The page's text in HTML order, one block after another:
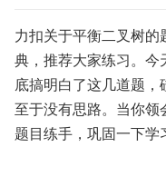
力扣关于平衡二叉树
典，推荐大家练习。今
底搞明白了这几道题，
至于没有思路。当你领
题目练手，巩固一下学